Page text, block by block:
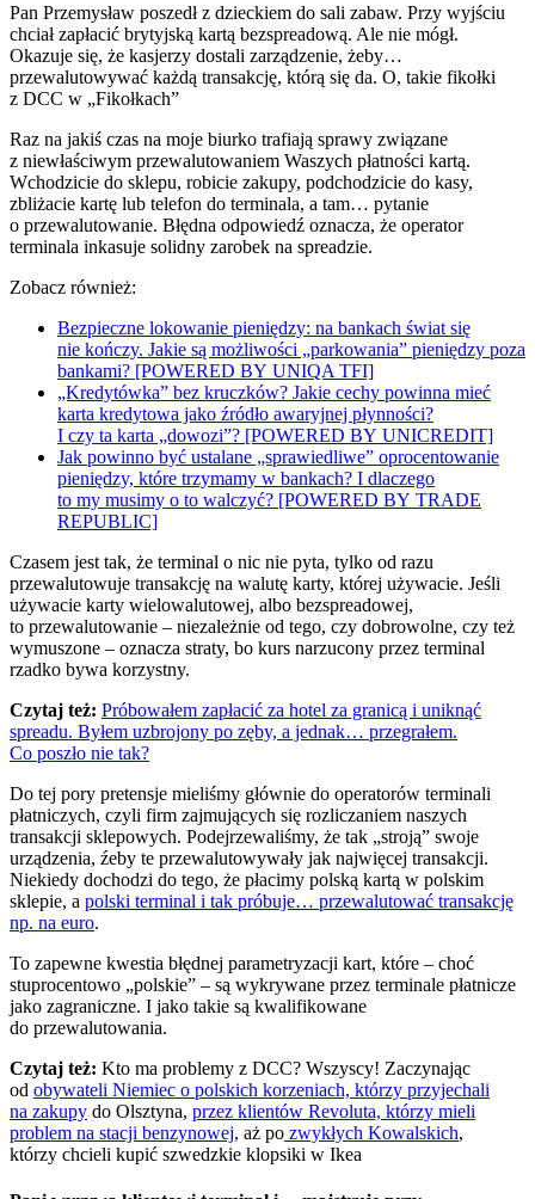
Pan Przemysław poszedł z dzieckiem do sali zabaw. Przy wyjściu
chciał zapłacić brytyjską kartą bezspreadową. Ale nie mógł.
Okazuje się, że kasjerzy dostali zarządzenie, żeby…
przewalutowywać każdą transakcję, którą się da. O, takie fikołki
z DCC w „Fikołkach”
Raz na jakiś czas na moje biurko trafiają sprawy związane
z niewłaściwym przewalutowaniem Waszych płatności kartą.
Wchodzicie do sklepu, robicie zakupy, podchodzicie do kasy,
zbliżacie kartę lub telefon do terminala, a tam… pytanie
o przewalutowanie. Błędna odpowiedź oznacza, że operator
terminala inkasuje solidny zarobek na spreadzie.
Zobacz również:
Bezpieczne lokowanie pieniędzy: na bankach świat się
nie kończy. Jakie są możliwości „parkowania” pieniędzy poza
bankami? [POWERED BY UNIQA TFI]
„Kredytówka” bez kruczków? Jakie cechy powinna mieć
karta kredytowa jako źródło awaryjnej płynności?
I czy ta karta „dowozi”? [POWERED BY UNICREDIT]
Jak powinno być ustalane „sprawiedliwe” oprocentowanie
pieniędzy, które trzymamy w bankach? I dlaczego
to my musimy o to walczyć? [POWERED BY TRADE
REPUBLIC]
Czasem jest tak, że terminal o nic nie pyta, tylko od razu
przewalutowuje transakcję na walutę karty, której używacie. Jeśli
używacie karty wielowalutowej, albo bezspreadowej,
to przewalutowanie – niezależnie od tego, czy dobrowolne, czy też
wymuszone – oznacza straty, bo kurs narzucony przez terminal
rzadko bywa korzystny.
Czytaj też: Próbowałem zapłacić za hotel za granicą i uniknąć
spreadu. Byłem uzbrojony po zęby, a jednak… przegrałem.
Co poszło nie tak?
Do tej pory pretensje mieliśmy głównie do operatorów terminali
płatniczych, czyli firm zajmujących się rozliczaniem naszych
transakcji sklepowych. Podejrzewaliśmy, że tak „stroją” swoje
urządzenia, źeby te przewalutowywały jak najwięcej transakcji.
Niekiedy dochodzi do tego, że płacimy polską kartą w polskim
sklepie, a polski terminal i tak próbuje… przewalutować transakcję
np. na euro.
To zapewne kwestia błędnej parametryzacji kart, które – choć
stuprocentowo „polskie” – są wykrywane przez terminale płatnicze
jako zagraniczne. I jako takie są kwalifikowane
do przewalutowania.
Czytaj też: Kto ma problemy z DCC? Wszyscy! Zaczynając
od obywateli Niemiec o polskich korzeniach, którzy przyjechali
na zakupy do Olsztyna, przez klientów Revoluta, którzy mieli
problem na stacji benzynowej, aż po zwykłych Kowalskich,
którzy chcieli kupić szwedzkie klopsiki w Ikea